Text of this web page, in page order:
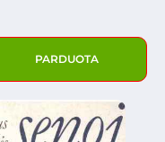
PARDUOTA